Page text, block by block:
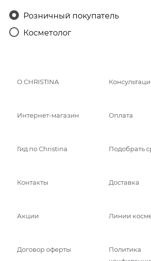
Розничный покупатель
Косметолог
О CHRISTINA
Интернет-магазин Оплата
Гид по Christina Подобрать
Контакты Доставка
Акции Линии
Договор оферты
Политика